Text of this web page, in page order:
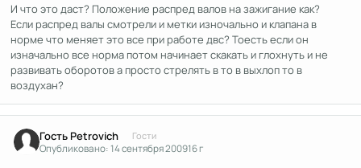
И что это даст? Положение распред валов на зажигание как?
Если распред валы смотрели и метки изночально и клапана в
норме что меняет это все при работе двс? Тоесть если он
изначально все норма потом начинает скакать и глохнуть и не
развивать оборотов а просто стрелять в то в выхлоп то в
воздухан?
Гость Petrovich Гости
Опубликовано:14 сентября 200916 г